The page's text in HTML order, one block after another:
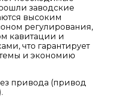
заводские
высоким
регулирования,
кавитации и
что гарантирует
и экономию
привода (привод